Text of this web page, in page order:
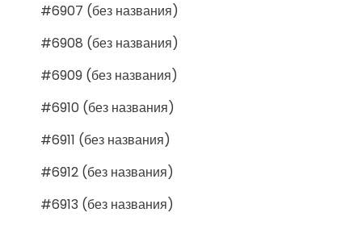
#6907 (без названия)
#6908 (без названия)
#6909 (без названия)
#6910 (без названия)
#6911 (без названия)
#6912 (без названия)
#6913 (без названия)